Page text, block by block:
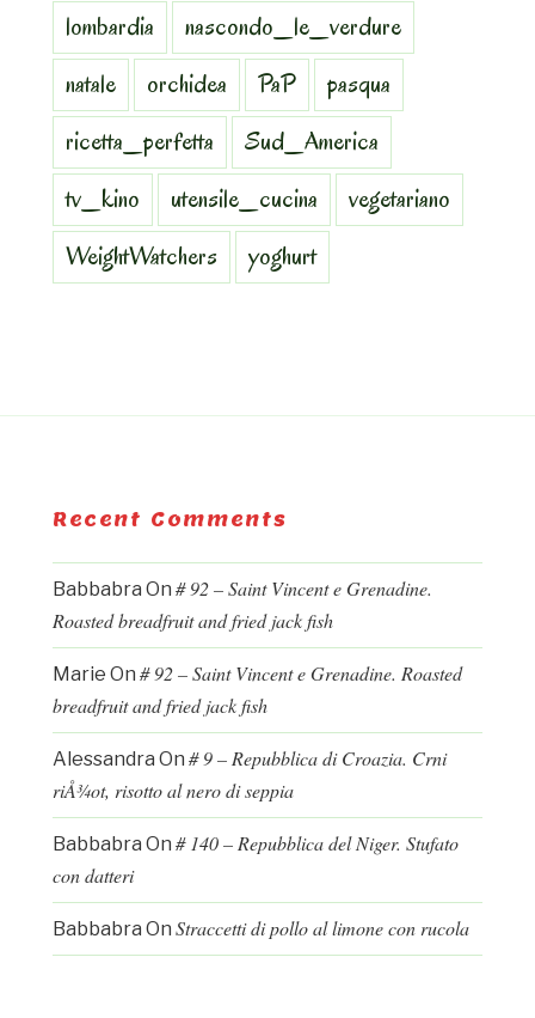
lombardia
nascondo_le_verdure
natale
orchidea PaP
pasqua
ricetta_perfetta
Sud_America
tv_kino
utensile_cucina
vegetariano
WeightWatchers
yoghurt
Recent Comments
Babbabra On # 92 – Saint Vincent e Grenadine.
Roasted breadfruit and fried jack fish
Marie On # 92 – Saint Vincent e Grenadine. Roasted
breadfruit and fried jack fish
Alessandra On # 9 – Repubblica di Croazia. Crni
riÅ¾ot, risotto al nero di seppia
Babbabra On # 140 – Repubblica del Niger. Stufato
con datteri
Babbabra On Straccetti di pollo al limone con rucola